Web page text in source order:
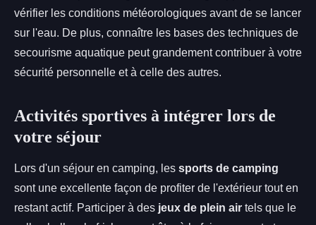
vérifier les conditions météorologiques avant de se lancer
sur l'eau. De plus, connaître les bases des techniques de
secourisme aquatique peut grandement contribuer à votre
sécurité personnelle et à celle des autres.
Activités sportives à intégrer lors de
votre séjour
Lors d'un séjour en camping, les sports de camping
sont une excellente façon de profiter de l'extérieur tout en
restant actif. Participer à des jeux de plein air tels que le